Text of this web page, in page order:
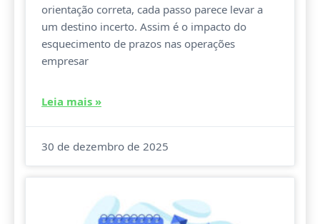
orientação correta, cada passo parece levar a
um destino incerto. Assim é o impacto do
esquecimento de prazos nas operações
empresar
Leia mais »
30 de dezembro de 2025